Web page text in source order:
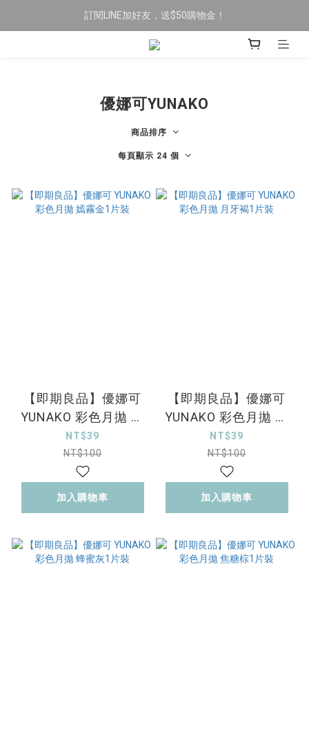
限時全館滿$699免運
訂閱LINE加好友，送$50購物金！
限時全館滿$699免運
優娜可YUNAKO
商品排序
每頁顯示 24 個
【即期良品】優娜可
YUNAKO 彩色月拋 嫣
霧金1片裝
NT$39
NT$100
加入購物車
【即期良品】優娜可
YUNAKO 彩色月拋 月
牙褐1片裝
NT$39
NT$100
加入購物車